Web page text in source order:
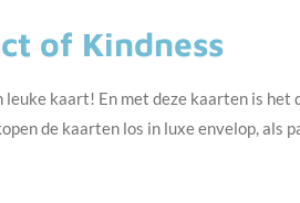
of Kindness
leuke kaart! En met deze kaarten is het
de kaarten los in luxe envelop, als